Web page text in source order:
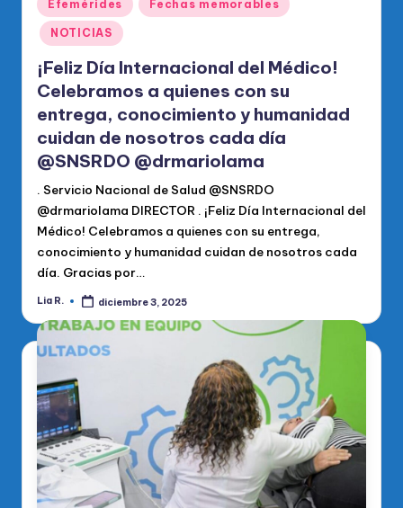
en
Efemérides Fechas memorables
NOTICIAS
¡Feliz Día Internacional del Médico!
Celebramos a quienes con su
entrega, conocimiento y humanidad
cuidan de nosotros cada día
@SNSRDO @drmariolama
. Servicio Nacional de Salud @SNSRDO
@drmariolama DIRECTOR . ¡Feliz Día Internacional del
Médico! Celebramos a quienes con su entrega,
conocimiento y humanidad cuidan de nosotros cada
día. Gracias por…
Publicado
Lia R. diciembre 3, 2025